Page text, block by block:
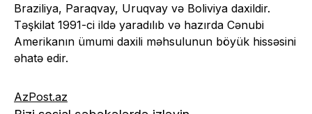
Braziliya, Paraqvay, Uruqvay və Boliviya daxildir.
Təşkilat 1991-ci ildə yaradılıb və hazırda Cənubi
Amerikanın ümumi daxili məhsulunun böyük hissəsini
əhatə edir.
AzPost.az